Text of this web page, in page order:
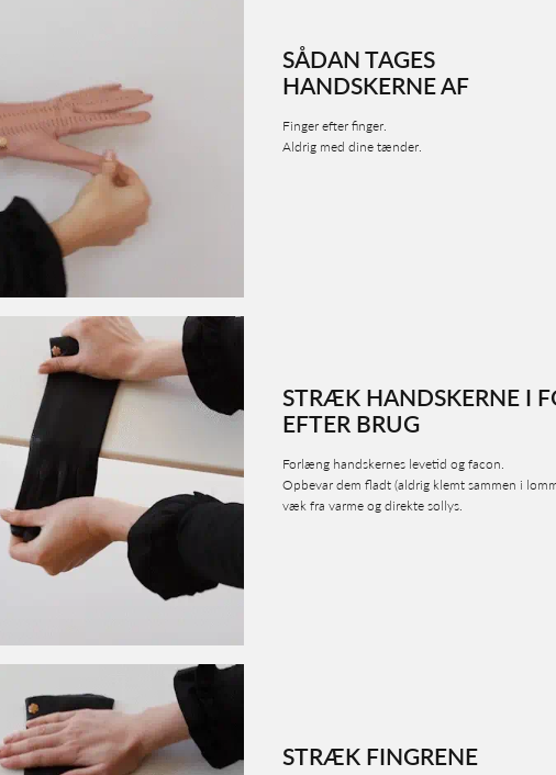
SÅDAN TAGES
HANDSKERNE AF
Finger efter finger.
Aldrig med dine tænder.
STRÆK HANDSKERNE I
EFTER BRUG
Forlæng handskernes levetid og facon.
Opbevar dem fladt (aldrig klemt sammen i
væk fra varme og direkte sollys.
STRÆK FINGRENE